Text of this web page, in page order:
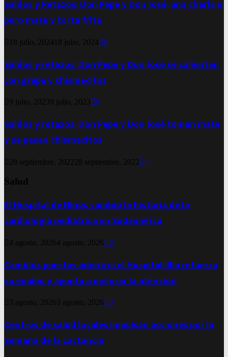
Saldos y Retazos: Don Pepe y Don José, una charla a
puro mate y torta frita
18 julio, 2024 18 julio, 2024 0
Saldos y retazos: Don Pepe y Don José se calientan
con grapa y chismecitos
9 julio, 20239 julio, 2023 0
Saldos y retazos: Don Pepe y Don José toman mate
y se pasan chismecitos
28 septiembre, 2022 28 septiembre, 2022 0
Salud
El Hospital de Niños cambió la historia de la
cardiología pediátrica en Sudamérica
4 agosto, 20264 agosto, 2026 0
Cambios puertas adentro: el Hospital Illia refuerza
su equipo y apunta a mejorar la atención
3 agosto, 2026 3 agosto, 2026 0
Centros de salud locales impulsan acciones por la
Semana de la Lactancia